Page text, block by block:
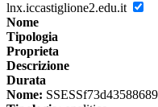
lnx.iccastiglione2.edu.it
Nome
Tipologia
Proprieta
Descrizione
Durata
Nome: